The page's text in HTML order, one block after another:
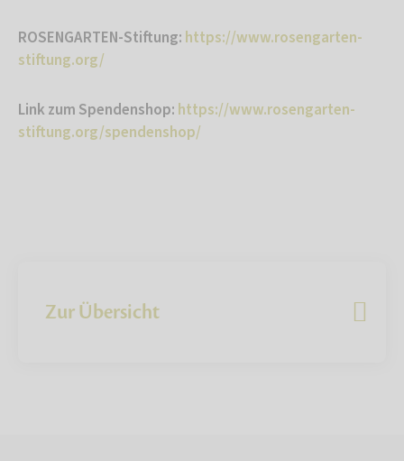
ROSENGARTEN-Stiftung: https://www.rosengarten-
stiftung.org/
Link zum Spendenshop: https://www.rosengarten-
stiftung.org/spendenshop/
Zur Übersicht